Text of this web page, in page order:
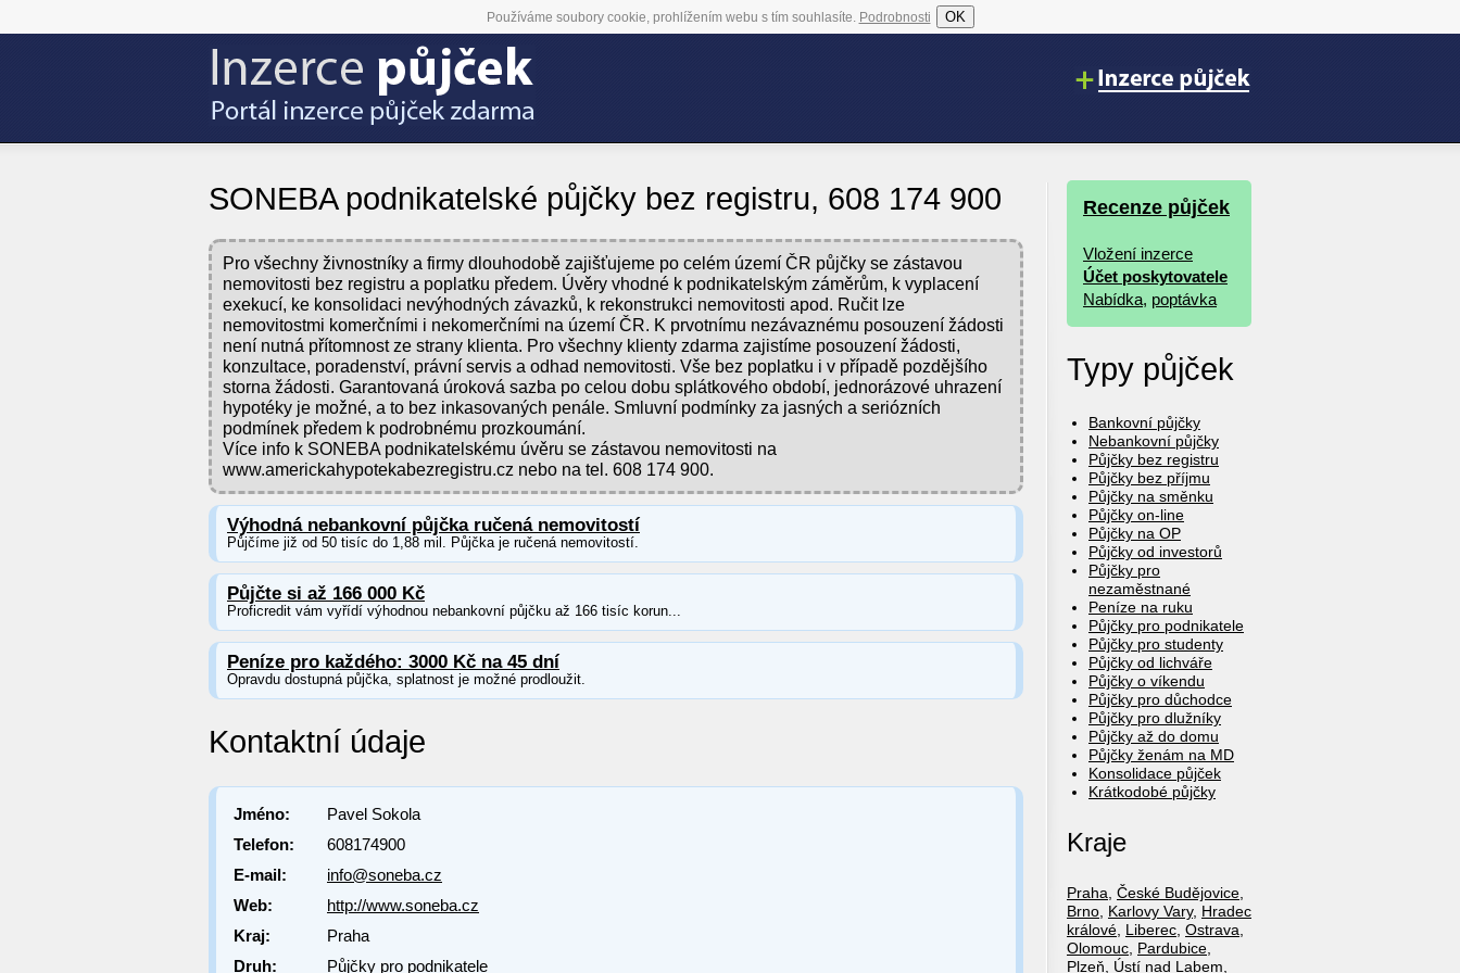
Používáme soubory cookie, prohlížením webu s tím souhlasíte. Podrobnosti OK
SONEBA podnikatelské půjčky bez registru, 608 174 900
Pro všechny živnostníky a firmy dlouhodobě zajišťujeme po celém území ČR půjčky se zástavou
nemovitosti bez registru a poplatku předem. Úvěry vhodné k podnikatelským záměrům, k vyplacení
exekucí, ke konsolidaci nevýhodných závazků, k rekonstrukci nemovitosti apod. Ručit lze
nemovitostmi komerčními i nekomerčními na území ČR. K prvotnímu nezávaznému posouzení žádosti
není nutná přítomnost ze strany klienta. Pro všechny klienty zdarma zajistíme posouzení žádosti,
konzultace, poradenství, právní servis a odhad nemovitosti. Vše bez poplatku i v případě pozdějšího
storna žádosti. Garantovaná úroková sazba po celou dobu splátkového období, jednorázové uhrazení
hypotéky je možné, a to bez inkasovaných penále. Smluvní podmínky za jasných a seriózních
podmínek předem k podrobnému prozkoumání.
Více info k SONEBA podnikatelskému úvěru se zástavou nemovitosti na
www.americkahypotekabezregistru.cz nebo na tel. 608 174 900.
Výhodná nebankovní půjčka ručená nemovitostí
Půjčíme již od 50 tisíc do 1,88 mil. Půjčka je ručená nemovitostí.
Půjčte si až 166 000 Kč
Proficredit vám vyřídí výhodnou nebankovní půjčku až 166 tisíc korun...
Peníze pro každého: 3000 Kč na 45 dní
Opravdu dostupná půjčka, splatnost je možné prodloužit.
Kontaktní údaje
Jméno:
Pavel Sokola
Telefon:
608174900
E-mail:
info@soneba.cz
Web:
http://www.soneba.cz
Kraj:
Praha
Druh:
Půjčky pro podnikatele
Recenze půjček
Vložení inzerce
Účet poskytovatele
Nabídka, poptávka
Typy půjček
Bankovní půjčky
Nebankovní půjčky
Půjčky bez registru
Půjčky bez příjmu
Půjčky na směnku
Půjčky on-line
Půjčky na OP
Půjčky od investorů
Půjčky pro
nezaměstnané
Peníze na ruku
Půjčky pro podnikatele
Půjčky pro studenty
Půjčky od lichváře
Půjčky o víkendu
Půjčky pro důchodce
Půjčky pro dlužníky
Půjčky až do domu
Půjčky ženám na MD
Konsolidace půjček
Krátkodobé půjčky
Kraje
Praha, České Budějovice,
Brno, Karlovy Vary, Hradec
králové, Liberec, Ostrava,
Olomouc, Pardubice,
Plzeň, Ústí nad Labem,